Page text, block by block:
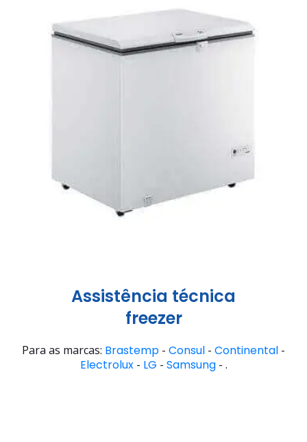
Assistência técnica
freezer
Para as marcas: Brastemp - Consul - Continental -
Electrolux- LG - Samsung- .